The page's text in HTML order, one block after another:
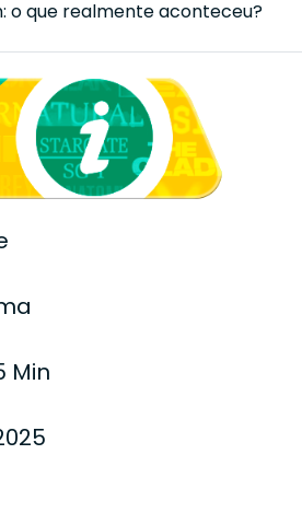
o que realmente aconteceu?
Min